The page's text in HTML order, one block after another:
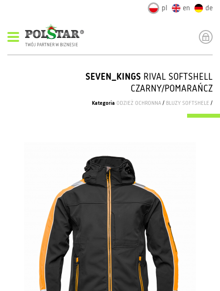
pl en de
TWÓJ PARTNER W BIZNESIE
SEVEN_KINGS RIVAL SOFTSHELL
CZARNY/POMARAŃCZ
Kategoria ODZIEŻ OCHRONNA / BLUZY SOFTSHELE /